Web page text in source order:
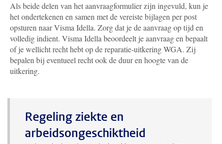
Als beide delen van het aanvraagformulier zijn ingevuld, kun je
het ondertekenen en samen met de vereiste bijlagen per post
opsturen naar Visma Idella. Zorg dat je de aanvraag op tijd en
volledig indient. Visma Idella beoordeelt je aanvraag en bepaalt
of je wellicht recht hebt op de reparatie-uitkering WGA. Zij
bepalen bij eventueel recht ook de duur en hoogte van de
uitkering.
Regeling ziekte en
arbeidsongeschiktheid